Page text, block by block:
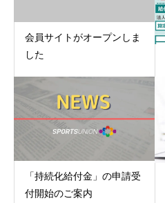
会員サイトがオープンしま
した
「持続化給付金」の申請受
付開始のご案内